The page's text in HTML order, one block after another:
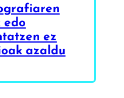
edo
ez
azaldu